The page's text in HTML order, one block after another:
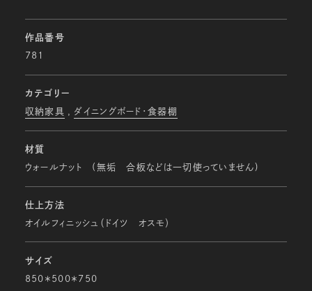
作品番号
781
カテゴリー
収納家具 ダイニングボード・食器棚
材質
ウォールナット (無垢 合板などは一切使っていません)
仕上方法
オイルフィニッシュ（ドイツ オスモ）
サイズ
850＊500＊750